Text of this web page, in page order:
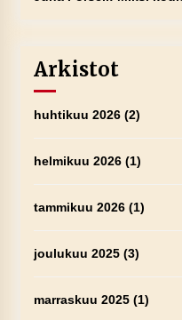
Arkistot
huhtikuu 2026(2)
helmikuu 2026(1)
tammikuu 2026(1)
joulukuu 2025(3)
marraskuu 2025(1)